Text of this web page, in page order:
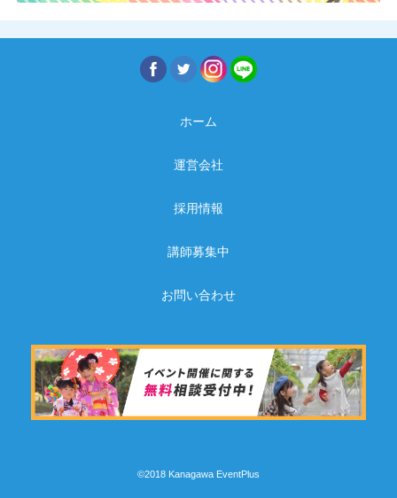
ホーム
運営会社
採用情報
講師募集中
お問い合わせ
©2018 Kanagawa EventPlus